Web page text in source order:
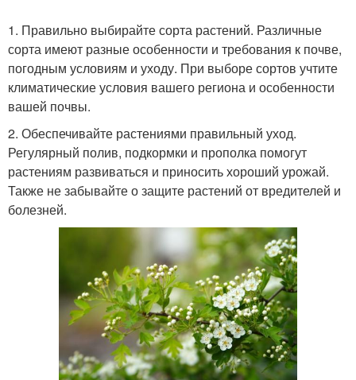
1. Правильно выбирайте сорта растений. Различные
сорта имеют разные особенности и требования к почве,
погодным условиям и уходу. При выборе сортов учтите
климатические условия вашего региона и особенности
вашей почвы.
2. Обеспечивайте растениями правильный уход.
Регулярный полив, подкормки и прополка помогут
растениям развиваться и приносить хороший урожай.
Также не забывайте о защите растений от вредителей и
болезней.